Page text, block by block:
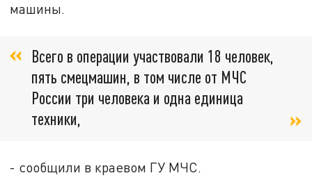
машины.
Всего в операции участвовали 18 человек,
пять смецмашин, в том числе от МЧС
России три человека и одна единица
техники,
- сообщили в краевом ГУ МЧС.